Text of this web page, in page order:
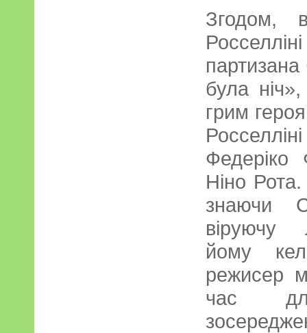
Згодом,
партизана
була
грим
Федеріко
Ніно
знаючи
віруючу
йому
режисер
час